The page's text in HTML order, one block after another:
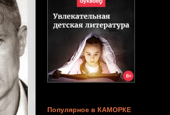
Популярное в КАМОРКЕ